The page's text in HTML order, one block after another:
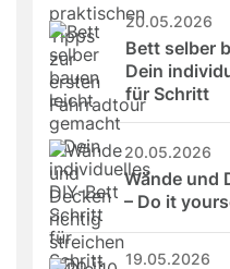
20.05.2026
Bett selber
Dein
für Schritt
20.05.2026
Wände und
– Do it
19.05.2026